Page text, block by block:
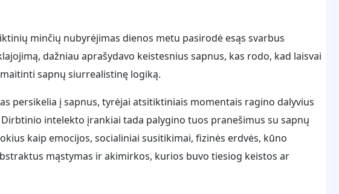
minčių nubyrėjimas dienos metu pasirodė esąs svarbus
dažniau aprašydavo keistesnius sapnus, kas rodo, kad laisvai
sapnų siurrealistinę logiką.
persikelia į sapnus, tyrėjai atsitiktiniais momentais ragino dalyvius
intelekto įrankiai tada palygino tuos pranešimus su sapnų
kaip emocijos, socialiniai susitikimai, fizinės erdvės, kūno
mąstymas ir akimirkos, kurios buvo tiesiog keistos ar